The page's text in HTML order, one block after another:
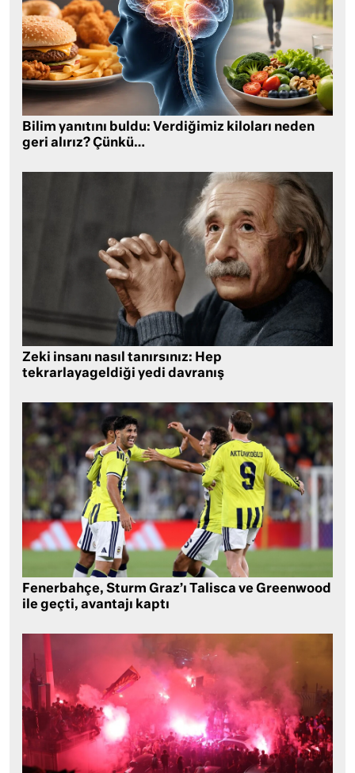
Bilim yanıtını buldu: Verdiğimiz kiloları neden
geri alırız? Çünkü…
Zeki insanı nasıl tanırsınız: Hep
tekrarlayageldiği yedi davranış
Fenerbahçe, Sturm Graz’ı Talisca ve Greenwood
ile geçti, avantajı kaptı